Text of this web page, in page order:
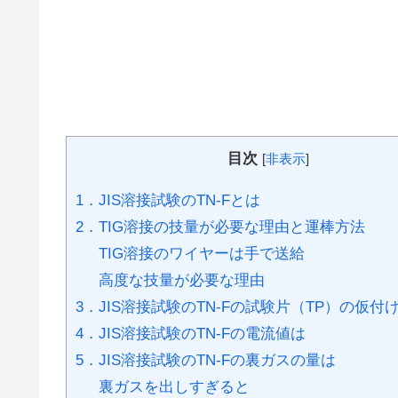
目次 [非表示]
1．JIS溶接試験のTN-Fとは
2．TIG溶接の技量が必要な理由と運棒方法
TIG溶接のワイヤーは手で送給
高度な技量が必要な理由
3．JIS溶接試験のTN-Fの試験片（TP）の仮付
4．JIS溶接試験のTN-Fの電流値は
5．JIS溶接試験のTN-Fの裏ガスの量は
裏ガスを出しすぎると